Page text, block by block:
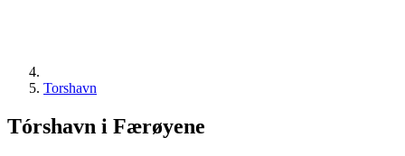
Torshavn
Tórshavn i Færøyene